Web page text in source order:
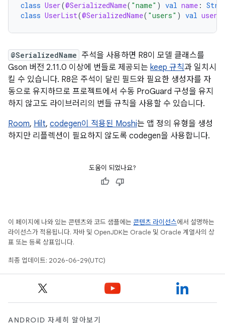
class User(@SerializedName( "name" ) val name :
class UserList(@SerializedName( "users" ) val users
@SerializedName 주석을 사용하면 R8이 모델 클래스를
Gson 버전 2.11.0 이상에 번들로 제공되는 keep 규칙과 일치시
킬 수 있습니다. R8은 주석이 달린 필드와 필요한 생성자를 자
동으로 유지하므로 프로젝트에서 수동 ProGuard 구성을 유지
하지 않고도 라이브러리의 번들 규칙을 사용할 수 있습니다.
Room, Hilt, codegen이 적용된 Moshi는 앱 정의 유형을 생성
하지만 리플렉션이 필요하지 않도록 codegen을 사용합니다.
도움이 되었나요?
이 페이지에 나와 있는 콘텐츠와 코드 샘플에는 콘텐츠 라이선스에서 설명하는
라이선스가 적용됩니다. 자바 및 OpenJDK는 Oracle 및 Oracle 계열사의 상
표 또는 등록 상표입니다.
최종 업데이트: 2026-06-29(UTC)
ANDROID 자세히 알아보기